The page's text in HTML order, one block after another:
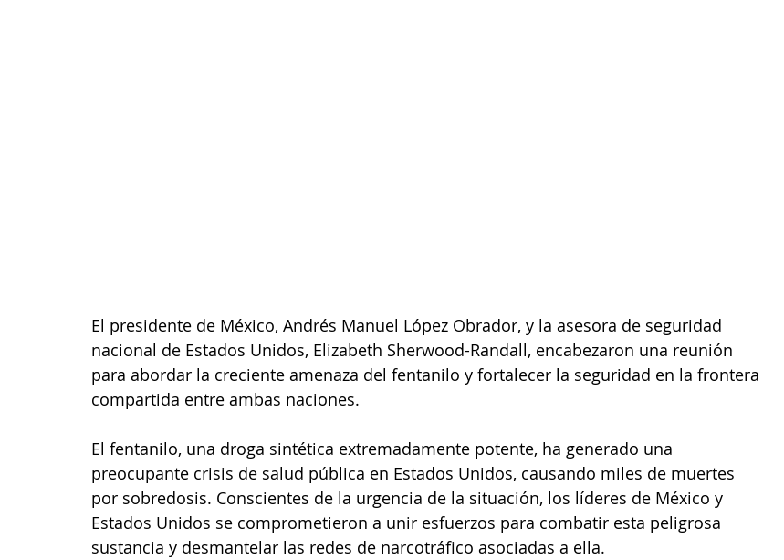
El presidente de México, Andrés Manuel López Obrador, y la asesora de seguridad
nacional de Estados Unidos, Elizabeth Sherwood-Randall, encabezaron una reunión
para abordar la creciente amenaza del fentanilo y fortalecer la seguridad en la frontera
compartida entre ambas naciones.
El fentanilo, una droga sintética extremadamente potente, ha generado una
preocupante crisis de salud pública en Estados Unidos, causando miles de muertes
por sobredosis. Conscientes de la urgencia de la situación, los líderes de México y
Estados Unidos se comprometieron a unir esfuerzos para combatir esta peligrosa
sustancia y desmantelar las redes de narcotráfico asociadas a ella.